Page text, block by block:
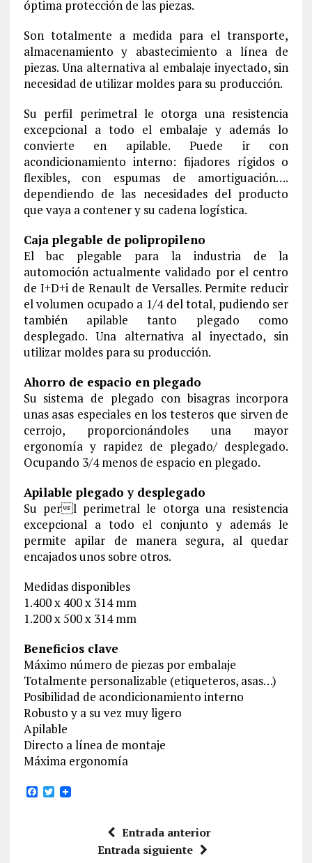
óptima protección de las piezas.
Son totalmente a medida para el transporte,
almacenamiento y abastecimiento a línea de
piezas. Una alternativa al embalaje inyectado, sin
necesidad de utilizar moldes para su producción.
Su perfil perimetral le otorga una resistencia
excepcional a todo el embalaje y además lo
convierte en apilable. Puede ir con
acondicionamiento interno: fijadores rígidos o
flexibles, con espumas de amortiguación….
dependiendo de las necesidades del producto
que vaya a contener y su cadena logística.
Caja plegable de polipropileno
El bac plegable para la industria de la
automoción actualmente validado por el centro
de I+D+i de Renault de Versalles. Permite reducir
el volumen ocupado a 1/4 del total, pudiendo ser
también apilable tanto plegado como
desplegado. Una alternativa al inyectado, sin
utilizar moldes para su producción.
Ahorro de espacio en plegado
Su sistema de plegado con bisagras incorpora
unas asas especiales en los testeros que sirven de
cerrojo, proporcionándoles una mayor
ergonomía y rapidez de plegado/ desplegado.
Ocupando 3/4 menos de espacio en plegado.
Apilable plegado y desplegado
Su perl perimetral le otorga una resistencia
excepcional a todo el conjunto y además le
permite apilar de manera segura, al quedar
encajados unos sobre otros.
Medidas disponibles
1.400 x 400 x 314 mm
1.200 x 500 x 314 mm
Beneficios clave
Máximo número de piezas por embalaje
Totalmente personalizable (etiqueteros, asas…)
Posibilidad de acondicionamiento interno
Robusto y a su vez muy ligero
Apilable
Directo a línea de montaje
Máxima ergonomía
F T
Entrada anterior
Entrada siguiente